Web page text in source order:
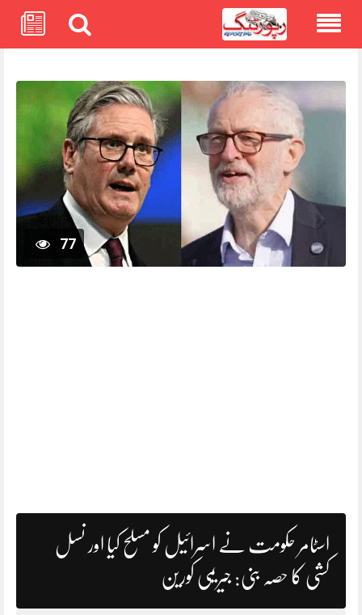
77
اسٹامر حکومت نے اسرائیل کو مسلح کیا اور نسل
کشی کا حصہ بنی: جیریمی کورین